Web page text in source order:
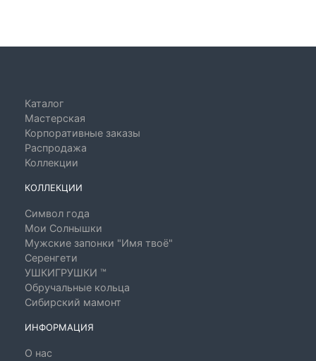
Каталог
Мастерская
Корпоративные заказы
Распродажа
Коллекции
КОЛЛЕКЦИИ
Символ года
Мои Солнышки
Мужские запонки "Имя твоё"
Серенгети
УШКИГРУШКИ ™
Обручальные кольца
Сибирский мамонт
ИНФОРМАЦИЯ
О нас